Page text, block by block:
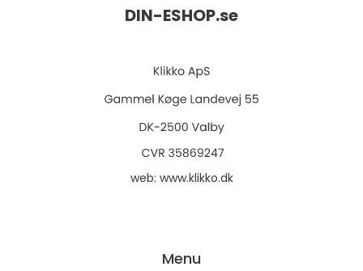
DIN-ESHOP.se
web: www.klikko.dk
Menu